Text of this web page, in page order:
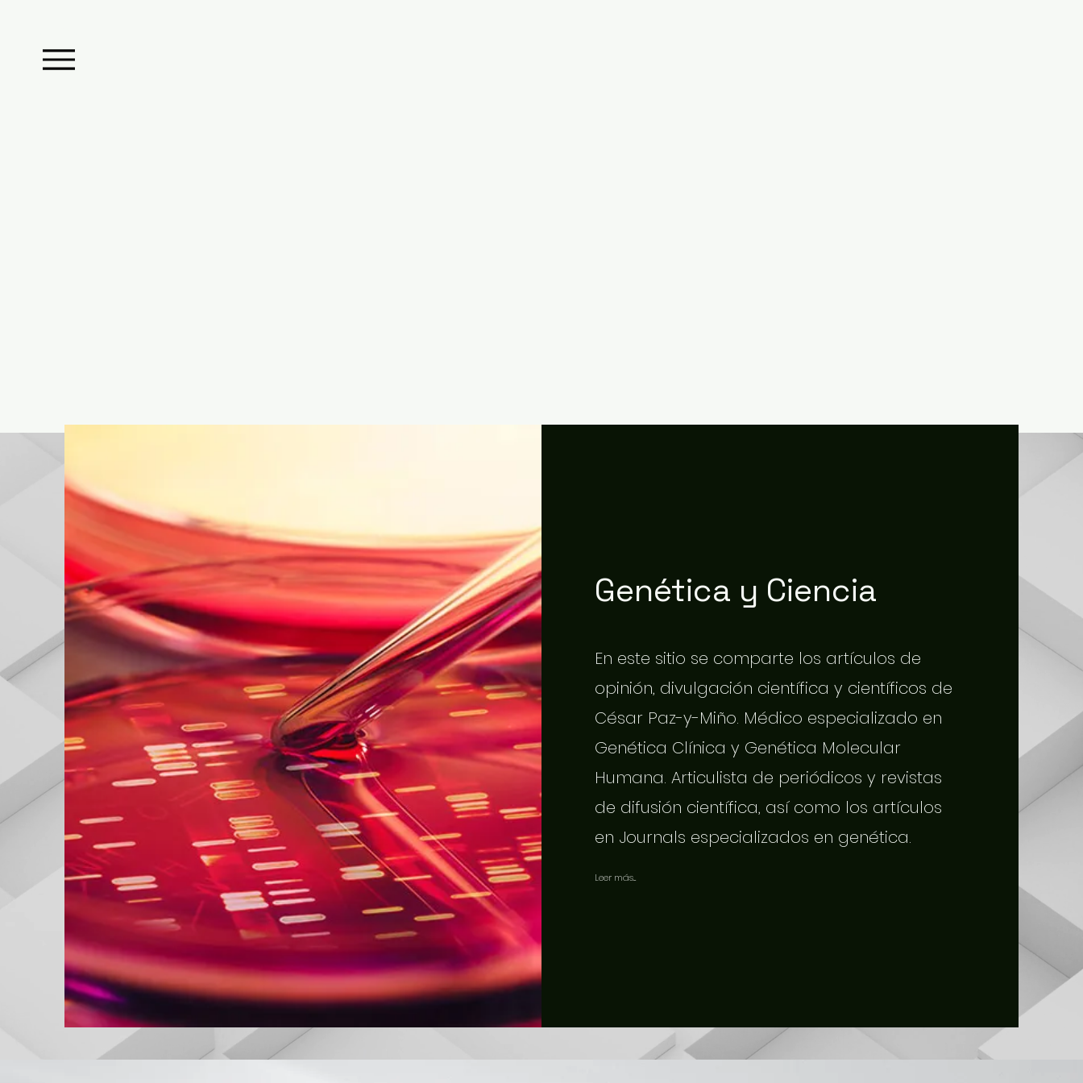
Genética y Ciencia
En este sitio se comparte los artículos de
opinión, divulgación científica y científicos de
César Paz-y-Miño. Médico especializado en
Genética Clínica y Genética Molecular
Humana. Articulista de periódicos y revistas
de difusión científica, así como los artículos
en Journals especializados en genética.
Leer más...